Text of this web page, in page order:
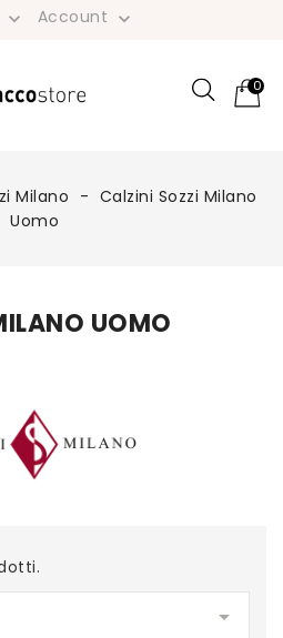
 Account 
0
Milano
Calzini Sozzi Milano
Uomo
UOMO
